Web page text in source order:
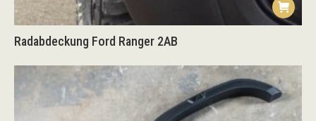
Radabdeckung Ford Ranger 2AB